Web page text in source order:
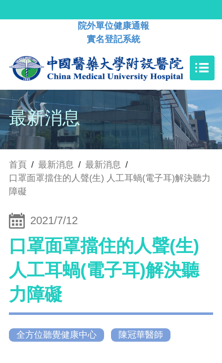
院外單位健康通報
實名登記系統
最新消息
首頁 / 最新消息 / 最新消息 /
口罩面罩擋住的人聲(生) 人工耳蝸(電子耳)解決聽力
障礙
2021/7/12
口罩面罩擋住的人聲(生)
人工耳蝸(電子耳)解決聽
力障礙
全方位聽覺健康中心 陳冠華醫師